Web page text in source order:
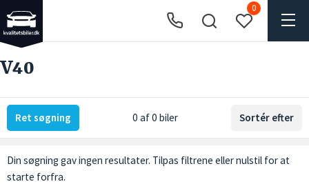
0
V40
Ret søgning 0 af 0 biler Sortér efter
Din søgning gav ingen resultater. Tilpas filtrene ellernulstil for at
starte forfra.